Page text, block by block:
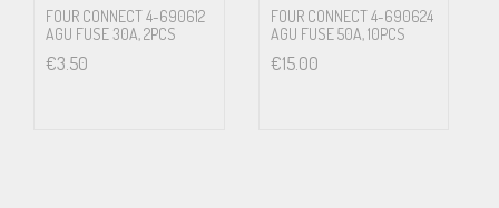
FOUR CONNECT 4-690612
AGU FUSE 30A, 2PCS
€3.50
FOUR CONNECT 4-690624
AGU FUSE 50A, 10PCS
€15.00